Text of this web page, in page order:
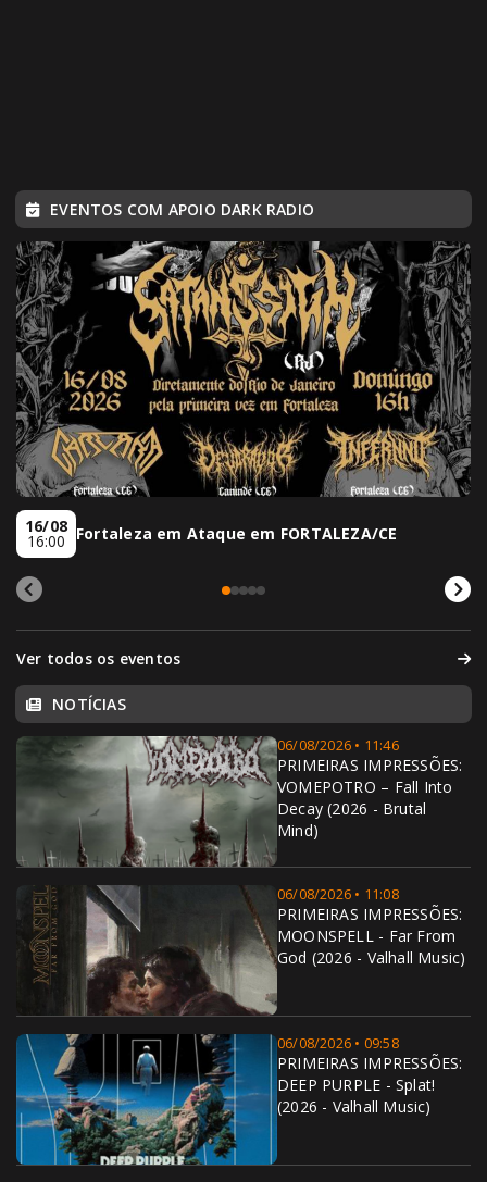
EVENTOS COM APOIO DARK RADIO
16/08
16:00 Fortaleza em Ataque em FORTALEZA/CE
Ver todos os eventos
NOTÍCIAS
06/08/2026 • 11:46
PRIMEIRAS IMPRESSÕES:
VOMEPOTRO – Fall Into
Decay (2026 - Brutal
Mind)
06/08/2026 • 11:08
PRIMEIRAS IMPRESSÕES:
MOONSPELL - Far From
God (2026 - Valhall Music)
06/08/2026 • 09:58
PRIMEIRAS IMPRESSÕES:
DEEP PURPLE - Splat!
(2026 - Valhall Music)